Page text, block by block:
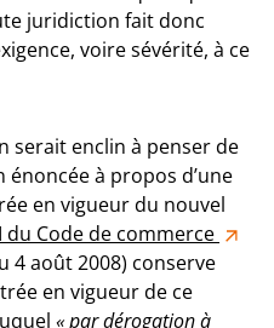
juridiction fait donc
voire sévérité, à ce
serait enclin à penser de
à propos d’une
en vigueur du nouvel
du Code de commerce
4 août 2008) conserve
en vigueur de ce
« par dérogation à